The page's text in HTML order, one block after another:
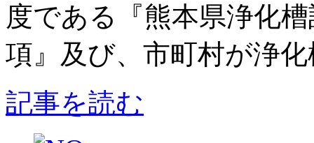
度である『熊本県浄化
項』及び、市町村が浄
記事を読む